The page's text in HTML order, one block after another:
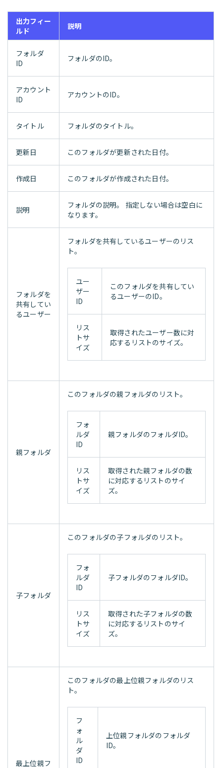
出力フィー
ルド
説明
フォルダ
ID
フォルダのID。
アカウント
ID
アカウントのID。
タイトル フォルダのタイトル。
更新日 このフォルダが更新された日付。
作成日 このフォルダが作成された日付。
説明
フォルダの説明。 指定しない場合は空白に
なります。
フォルダを
共有してい
るユーザー
フォルダを共有しているユーザーのリス
ト。
ユー
ザー
ID
このフォルダを共有してい
るユーザーのID。
リス
トサ
イズ
取得されたユーザー数に対
応するリストのサイズ。
親フォルダ
このフォルダの親フォルダのリスト。
フォ
ルダ
ID
親フォルダのフォルダID。
リス
トサ
イズ
取得された親フォルダの数
に対応するリストのサイ
ズ。
子フォルダ
このフォルダの子フォルダのリスト。
フォ
ルダ
ID
子フォルダのフォルダID。
リス
トサ
イズ
取得された子フォルダの数
に対応するリストのサイ
ズ。
最上位親フ
このフォルダの最上位親フォルダのリス
ト。
フ
ォ
ル
ダ
ID
上位親フォルダのフォルダ
ID。